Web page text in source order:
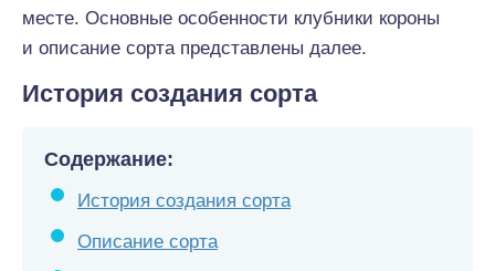
месте. Основные особенности клубники короны
и описание сорта представлены далее.
История создания сорта
Содержание:
История создания сорта
Описание сорта